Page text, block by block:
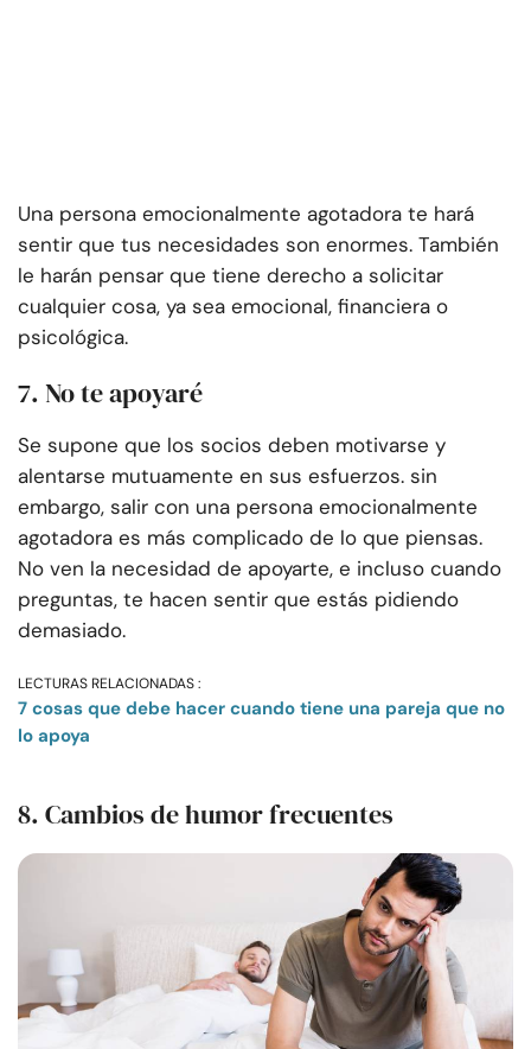
Una persona emocionalmente agotadora te hará
sentir que tus necesidades son enormes. También
le harán pensar que tiene derecho a solicitar
cualquier cosa, ya sea emocional, financiera o
psicológica.
7. No te apoyaré
Se supone que los socios deben motivarse y
alentarse mutuamente en sus esfuerzos. sin
embargo, salir con una persona emocionalmente
agotadora es más complicado de lo que piensas.
No ven la necesidad de apoyarte, e incluso cuando
preguntas, te hacen sentir que estás pidiendo
demasiado.
LECTURAS RELACIONADAS :
7 cosas que debe hacer cuando tiene una pareja que no
lo apoya
8. Cambios de humor frecuentes